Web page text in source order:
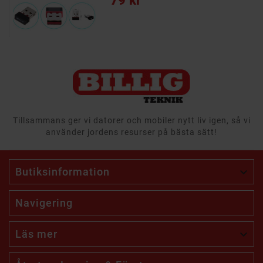
Tillsammans ger vi datorer och mobiler nytt liv igen, så vi
använder jordens resurser på bästa sätt!
Butiksinformation 
Navigering
Läs mer 